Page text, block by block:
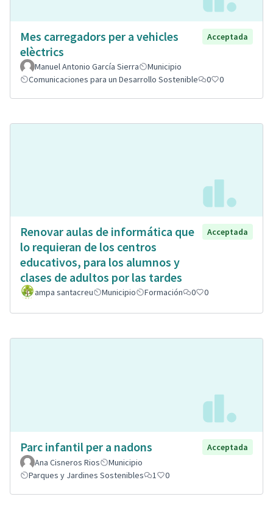
Mes carregadors per a vehicles
elèctrics
Acceptada
Manuel Antonio García Sierra
Municipio
Comunicaciones para un Desarrollo Sostenible
0 0
Renovar aulas de informática que
lo requieran de los centros
educativos, para los alumnos y
clases de adultos por las tardes
Acceptada
ampa santacreu Municipio Formación 0 0
Parc infantil per a nadons
Acceptada
Ana Cisneros Rios
Municipio
Parques y Jardines Sostenibles
1 0